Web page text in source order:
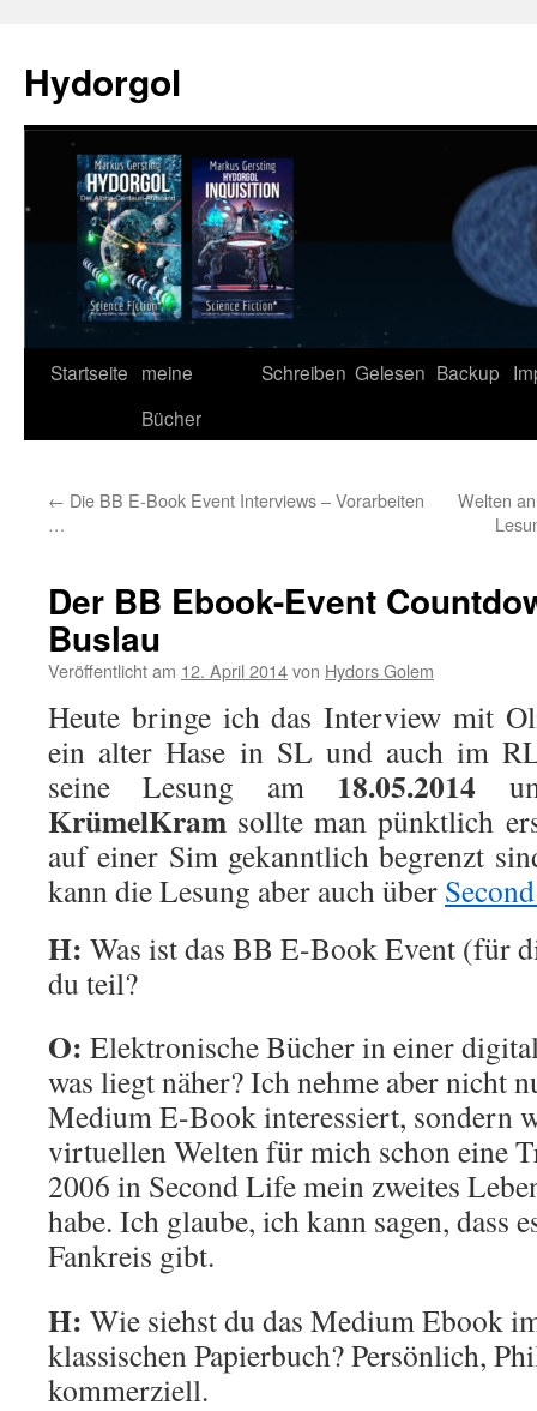
springen
Hydorgol
Startseite meine
Bücher
Schreiben Gelesen Backup
← Die BB E-Book Event Interviews – Vorarbeiten
…
Welten
Der BB Ebook-Event
Buslau
Veröffentlicht am 12. April 2014von Hydors Golem
Heute bringe ich das Interview mit
ein alter Hase in SL und auch im
seine Lesung am 18.05.2014
KrümelKram sollte man pünktlich
auf einer Sim gekanntlich begrenzt
kann die Lesung aber auch über
H: Was ist das BB E-Book Event (für
du teil?
O: Elektronische Bücher in einer
was liegt näher? Ich nehme aber nicht
Medium E-Book interessiert, sondern
virtuellen Welten für mich schon eine
2006 in Second Life mein zweites
habe. Ich glaube, ich kann sagen, dass
Fankreis gibt.
H: Wie siehst du das Medium Ebook
klassischen Papierbuch? Persönlich,
kommerziell.